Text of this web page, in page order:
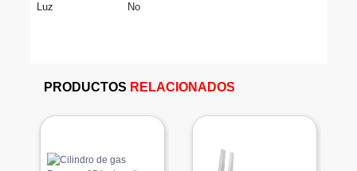
Luz No
PRODUCTOS RELACIONADOS